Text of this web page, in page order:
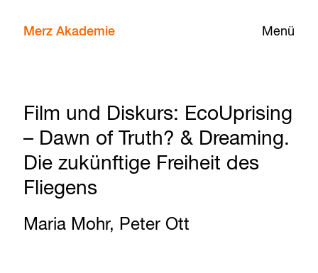
Menü
Merz Akademie
Film und Diskurs: EcoUprising
– Dawn of Truth? & Dreaming.
Die zukünftige Freiheit des
Fliegens
Maria Mohr, Peter Ott